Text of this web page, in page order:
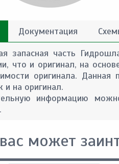
Документация
запасная часть
что и оригинал, на
оригинала. Данная
и на оригинал.
информацию
.
может